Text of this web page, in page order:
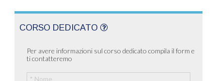
CORSO DEDICATO
Per avere informazioni sul corso dedicato compila il form e
ti contatteremo